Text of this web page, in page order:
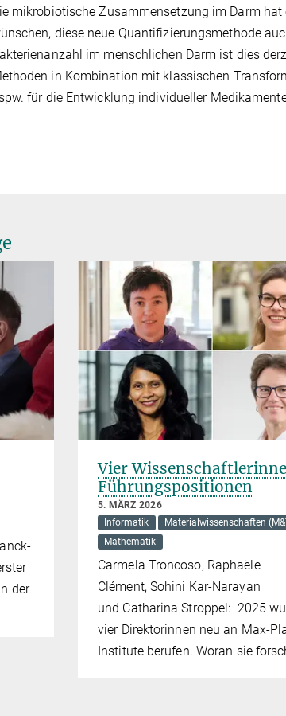
mikrobiotische Zusammensetzung im Darm
diese neue Quantifizierungsmethode
im menschlichen Darm ist dies
in Kombination mit klassischen
für die Entwicklung individueller
der
Vier
Führungspositionen
5. MÄRZ 2026
Informatik
Materialwissenschaften
Mathematik
Carmela Troncoso, Raphaële
Clément, Sohini Kar-Narayan
und Catharina Stroppel: 2025
vier Direktorinnen neu an Max-
Institute berufen. Woran sie